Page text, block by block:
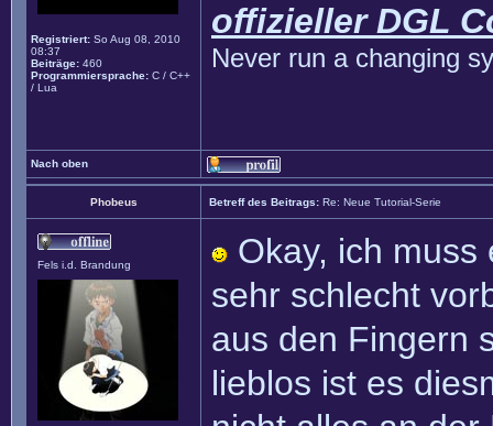
Registriert: So Aug 08, 2010
08:37
Beiträge: 460
Programmiersprache: C / C++
/ Lua
offizieller DGL
Never run a changing
Nach oben
Phobeus Betreff des Beitrags: Re: Neue Tutorial-Serie
Fels i.d. Brandung
Okay, ich
sehr schlecht
aus den Fingern
lieblos ist es